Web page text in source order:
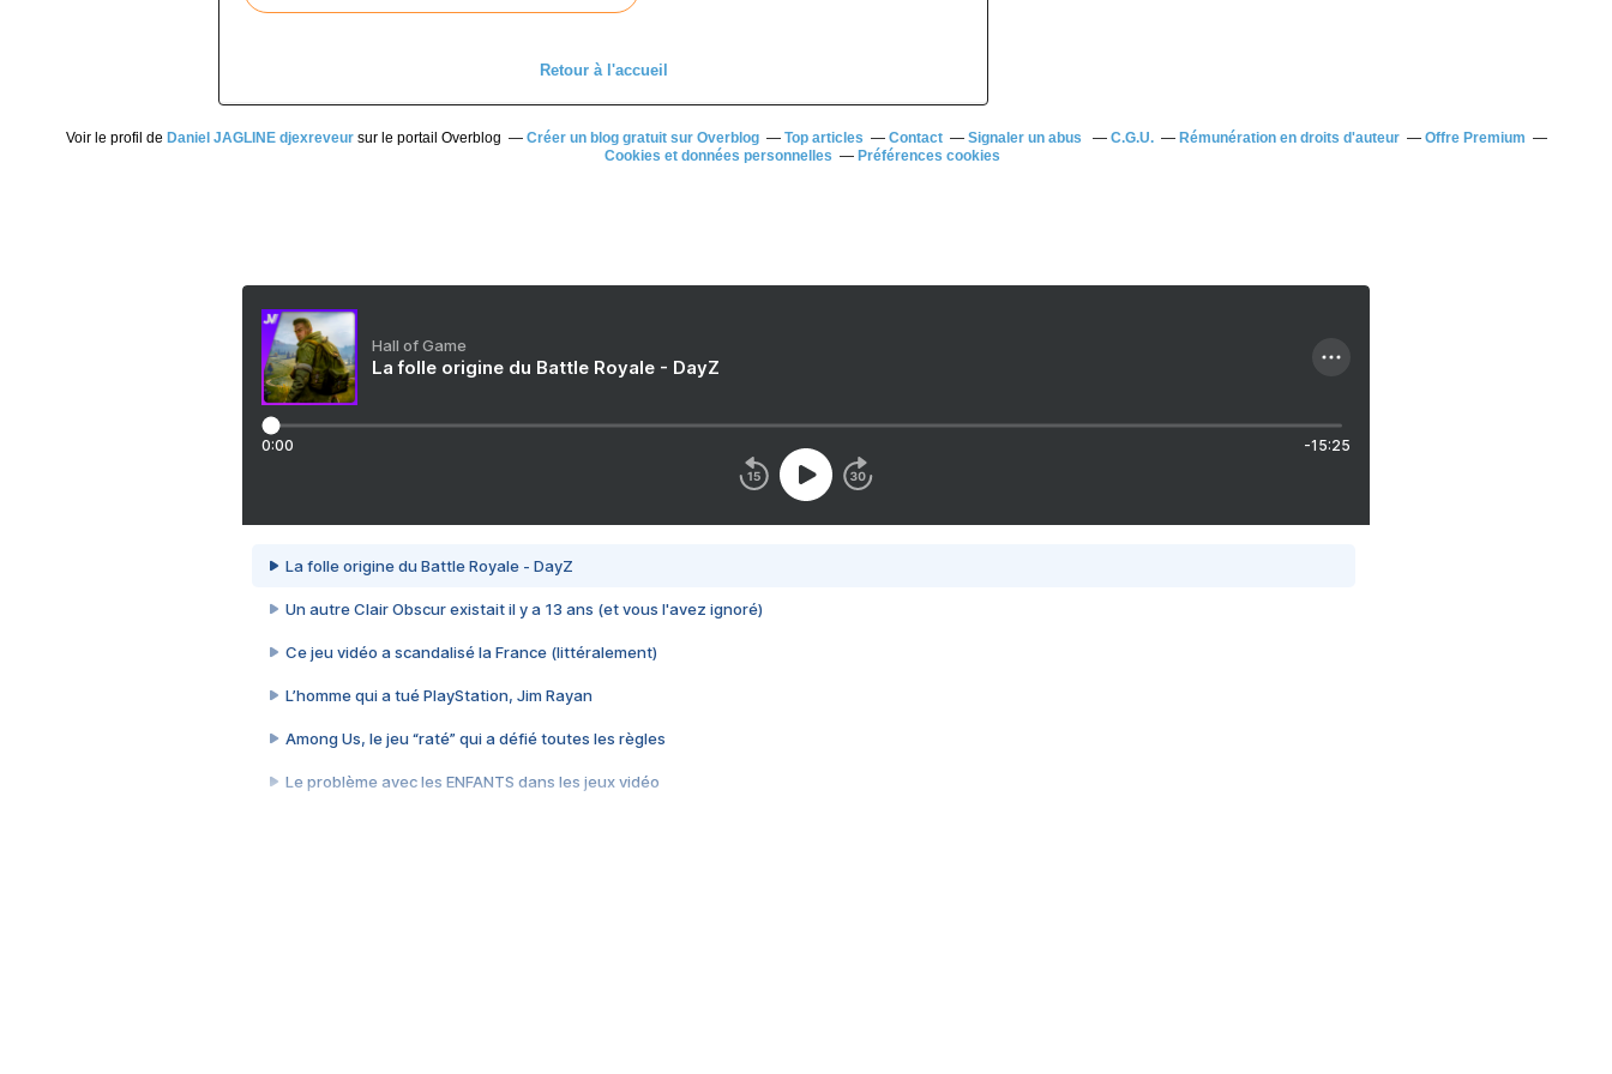
Retour à l'accueil
Voir le profil de Daniel JAGLINE djexreveursur le portail Overblog Créer un blog gratuit sur Overblog Top articles Contact Signaler un abus C.G.U. Rémunération en droits d'auteur
Offre Premium
Cookies et données personnelles
Préférences cookies
Hall of Game
La folle origine du Battle Royale - DayZ
0:00 -15:25
La folle origine du Battle Royale - DayZ
Un autre Clair Obscur existait il y a 13 ans (et vous l'avez ignoré)
Ce jeu vidéo a scandalisé la France (littéralement)
L’homme qui a tué PlayStation, Jim Rayan
Among Us, le jeu “raté” qui a défié toutes les règles
Le problème avec les ENFANTS dans les jeux vidéo